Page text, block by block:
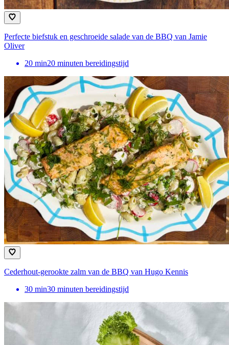
Perfecte biefstuk en geschroeide salade van de BBQ van Jamie
Oliver
20 min20 minuten bereidingstijd
Cederhout-gerookte zalm van de BBQ van Hugo Kennis
30 min30 minuten bereidingstijd